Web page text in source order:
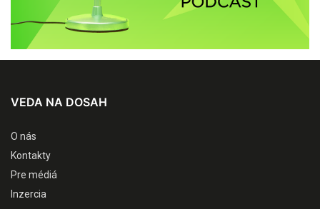
VEDA NA DOSAH
O nás
Kontakty
Pre médiá
Inzercia